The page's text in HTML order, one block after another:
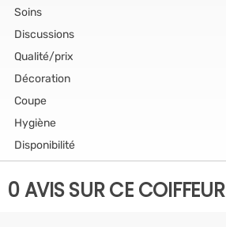
Soins
Discussions
Qualité/prix
Décoration
Coupe
Hygiène
Disponibilité
0 AVIS SUR CE COIFFEUR